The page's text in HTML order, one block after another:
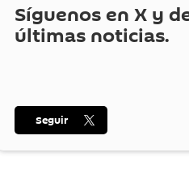
Síguenos en X y
últimas noticias.
Seguir